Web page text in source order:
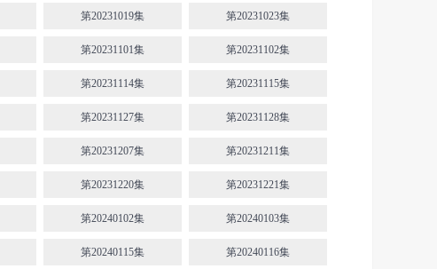
第20231019集 第20231023集
第20231101集 第20231102集
第20231114集 第20231115集
第20231127集 第20231128集
第20231207集 第20231211集
第20231220集 第20231221集
第20240102集 第20240103集
第20240115集 第20240116集